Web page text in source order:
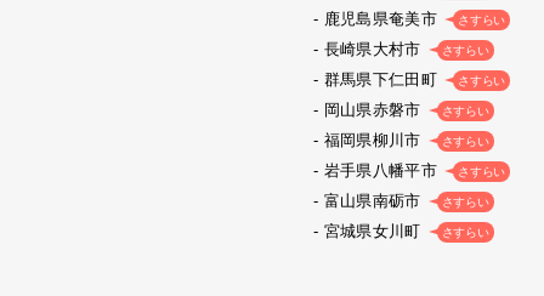
鹿児島県奄美市 さすらい
長崎県大村市 さすらい
群馬県下仁田町 さすらい
岡山県赤磐市 さすらい
福岡県柳川市 さすらい
岩手県八幡平市 さすらい
富山県南砺市 さすらい
宮城県女川町 さすらい